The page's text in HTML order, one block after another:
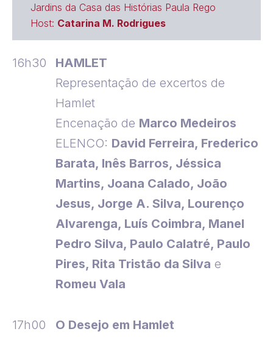
Jardins da Casa das Histórias Paula Rego
Host: Catarina M. Rodrigues
16h30
HAMLET
Representação de excertos de
Hamlet
Encenação de Marco Medeiros
ELENCO: David Ferreira, Frederico
Barata, Inês Barros, Jéssica
Martins, Joana Calado, João
Jesus, Jorge A. Silva, Lourenço
Alvarenga, Luís Coimbra, Manel
Pedro Silva, Paulo Calatré, Paulo
Pires, Rita Tristão da Silva e
Romeu Vala
17h00
O Desejo em Hamlet